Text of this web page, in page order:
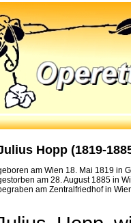
Hopp (1819-
am Wien 18. Mai 1819 in
am 28. August 1885 in
am Zentralfriedhof in